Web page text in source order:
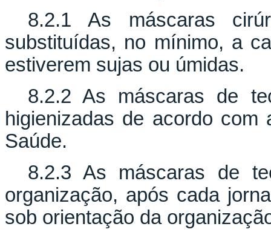
8.2.1 As máscaras
substituídas, no mínimo, a
estiverem sujas ou úmidas.
8.2.2 As máscaras de
higienizadas de acordo
Saúde.
8.2.3 As máscaras de
organização, após cada
sob orientação da